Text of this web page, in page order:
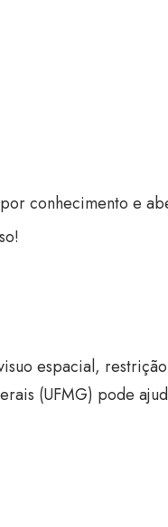
conhecimento e
espacial,
(UFMG) pode